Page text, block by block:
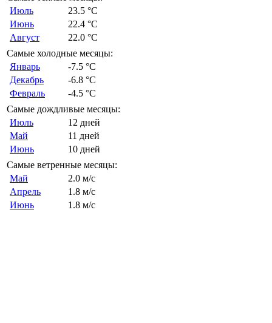
Июль
23.5 °C
Июнь
22.4 °C
Август
22.0 °C
Самые холодные месяцы:
Январь
-7.5 °C
Декабрь
-6.8 °C
Февраль
-4.5 °C
Самые дождливые месяцы:
Июль
12 дней
Май
11 дней
Июнь
10 дней
Самые ветренные месяцы:
Май
2.0 м/с
Апрель
1.8 м/с
Июнь
1.8 м/с